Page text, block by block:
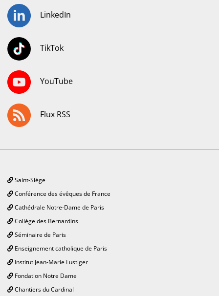
LinkedIn
TikTok
YouTube
Flux RSS
Saint-Siège
Conférence des évêques de France
Cathédrale Notre-Dame de Paris
Collège des Bernardins
Séminaire de Paris
Enseignement catholique de Paris
Institut Jean-Marie Lustiger
Fondation Notre Dame
Chantiers du Cardinal